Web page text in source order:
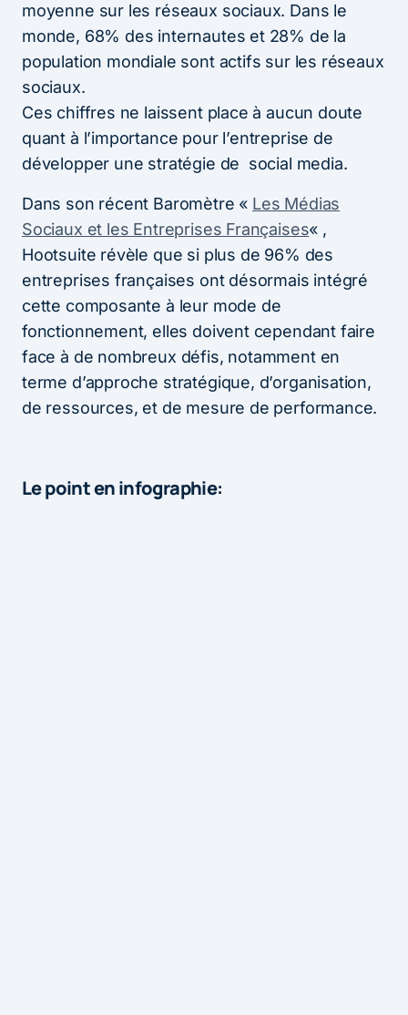
moyenne sur les réseaux sociaux. Dans le
monde, 68% des internautes et 28% de la
population mondiale sont actifs sur les réseaux
sociaux.
Ces chiffres ne laissent place à aucun doute
quant à l’importance pour l’entreprise de
développer une stratégie de social media.
Dans son récent Baromètre « Les Médias
Sociaux et les Entreprises Françaises« ,
Hootsuite révèle que si plus de 96% des
entreprises françaises ont désormais intégré
cette composante à leur mode de
fonctionnement, elles doivent cependant faire
face à de nombreux défis, notamment en
terme d’approche stratégique, d’organisation,
de ressources, et de mesure de performance.
Le point en infographie: